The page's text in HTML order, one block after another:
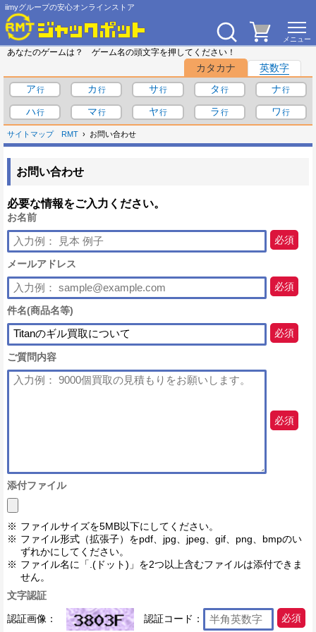
iimyグループの安心オンラインストア
あなたのゲームは？ ゲーム名の頭文字を押してください！
カタカナ
英数字
ア
カ サ タ
ナ
ハ
マ ヤ ラ ワ
サイトマップ RMT お問い合わせ
お問い合わせ
必要な情報をご入力ください。
お名前
必須
メールアドレス
必須
件名(商品名等)
必須
ご質問内容
必須
添付ファイル
ファイルサイズを5MB以下にしてください。
ファイル形式（拡張子）をpdf、jpg、jpeg、gif、png、bmpのい
ずれかにしてください。
ファイル名に「.(ドット)」を2つ以上含むファイルは添付できま
せん。
文字認証
認証画像： 認証コード： 必須